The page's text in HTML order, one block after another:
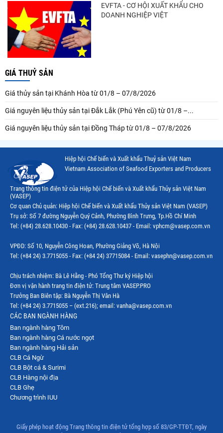
EVFTA - CƠ HỘI XUẤT KHẨU CHO
DOANH NGHIỆP VIỆT
GIÁ THUỶ SẢN
Giá thủy sản tại Khánh Hòa từ 01/8 – 07/8/2026
Giá nguyên liệu thủy sản tại Đắk Lắk (Phú Yên cũ) từ 01/8 –...
Giá nguyên liệu thủy sản tại Đồng Tháp từ 01/8 – 07/8/2026
Hiệp hội Chế biến và Xuất khẩu Thuỷ sản Việt Nam
Vietnam Association of Seafood Exporters and Producers
Trang thông tin điện tử của Hiệp hội Chế biến và Xuất khẩu Thủy sản Việt Nam
(VASEP)
Cơ quan Chủ quản: Hiệp hội Chế biến và Xuất khẩu Thủy sản Việt Nam (VASEP)
Trụ sở: Số 7 đường Nguyễn Quý Cảnh, Phường Bình Trưng, Tp.Hồ Chí Minh
Tel: (+84) 28.628.10430 - Fax: (+84) 28.628.10437 - Email: vphcm@vasep.com.vn
VPĐD: Số 10, Nguyễn Công Hoan, Phường Giảng Võ, Hà Nội
Tel: (+84 24) 3.7715055 - Fax: (+84 24) 37715084 - Email: vasephn@vasep.com.vn
Chịu trách nhiệm: Bà Lê Hằng - Phó Tổng Thư ký Hiệp hội
Đơn vị vận hành trang tin điện tử: Trung tâm VASEP.PRO
Trưởng Ban Biên tập: Bà Nguyễn Thị Vân Hà
Tel: (+84 24) 3.7715055 – (ext.216); email: vanha@vasep.com.vn
CÁC BAN NGÀNH HÀNG
Ban ngành hàng Tôm
Ban ngành hàng Cá nước ngọt
Ban ngành hàng Hải sản
CLB Cá Ngừ
CLB Bột cá & Surimi
CLB Hàng nội địa
CLB Ghẹ
Chương trình IUU
Giấy phép hoạt động Trang thông tin điện tử tổng hợp số 83/GP-TTĐT, ngày